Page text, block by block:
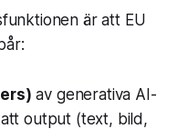
är att EU
av generativa AI-
output (text, bild,